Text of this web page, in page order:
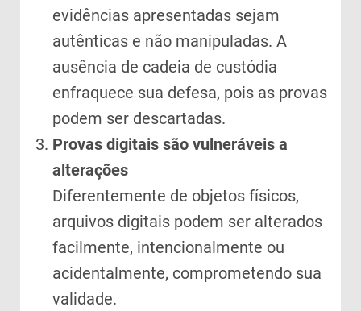
evidências apresentadas sejam
autênticas e não manipuladas. A
ausência de cadeia de custódia
enfraquece sua defesa, pois as provas
podem ser descartadas.
Provas digitais são vulneráveis a
alterações
Diferentemente de objetos físicos,
arquivos digitais podem ser alterados
facilmente, intencionalmente ou
acidentalmente, comprometendo sua
validade.